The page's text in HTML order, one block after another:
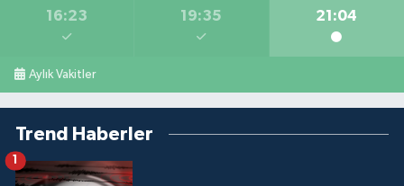
16:23 19:35 21:04
Aylık Vakitler
Trend Haberler